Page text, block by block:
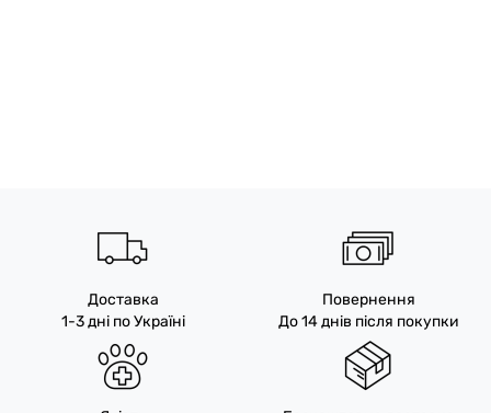
Доставка
1-3 дні по Україні
Повернення
До 14 днів після покупки